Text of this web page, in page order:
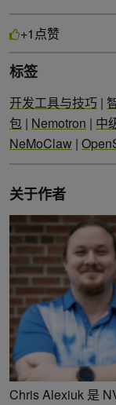
+1 点赞
标签
开发工具与技巧 |
包 | Nemotron | 中
NeMoClaw |
关于作者
Chris Alexiuk 是